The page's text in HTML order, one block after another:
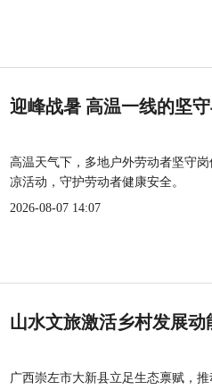
迎峰战暑 高温一线的坚
高温天气下，多地户外劳动者坚守
凉活动，守护劳动者健康安全。
2026-08-07 14:07
山水文旅激活乡村发展动
广西崇左市大新县立足生态禀赋，